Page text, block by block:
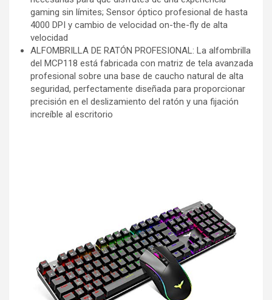
gaming sin límites; Sensor óptico profesional de hasta
4000 DPI y cambio de velocidad on-the-fly de alta
velocidad
ALFOMBRILLA DE RATÓN PROFESIONAL: La alfombrilla
del MCP118 está fabricada con matriz de tela avanzada
profesional sobre una base de caucho natural de alta
seguridad, perfectamente diseñada para proporcionar
precisión en el deslizamiento del ratón y una fijación
increíble al escritorio